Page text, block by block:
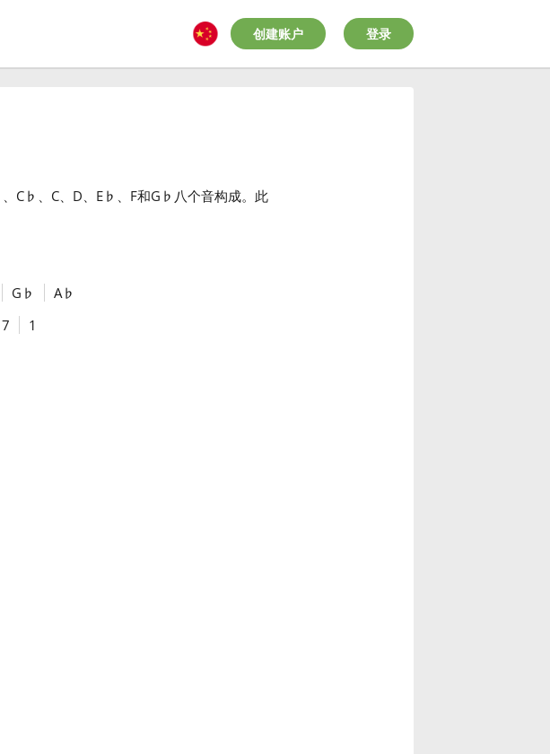
创建账户 登录
、C♭ 、C、D、E♭ 、F和G ♭ 八个音构成。此
G ♭ A♭
7 1